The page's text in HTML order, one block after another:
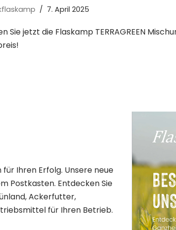
7. April 2025
Sie jetzt die Flaskamp TERRAGREEN
Ihren Erfolg. Unsere neue
Postkasten. Entdecken Sie
Ackerfutter,
für Ihren Betrieb.